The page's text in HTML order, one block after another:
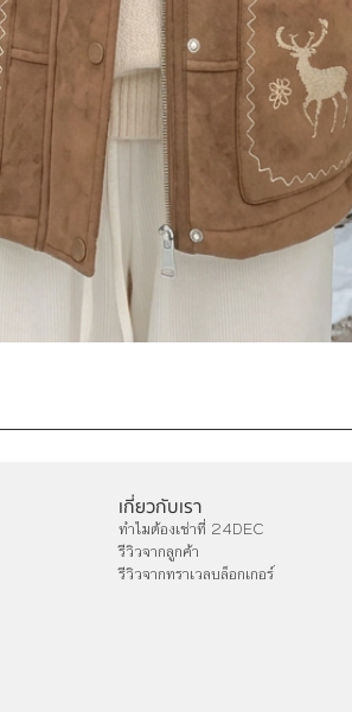
เกี่ยวกับเรา
ทำไมต้องเช่าที่ 24DEC
รีวิวจากลูกค้า
รีวิวจากทราเวลบล็อกเกอร์